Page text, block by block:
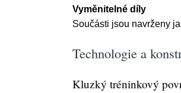
Vyměnitelné díly
Součásti jsou navrženy
Technologie a
Kluzký tréninkový